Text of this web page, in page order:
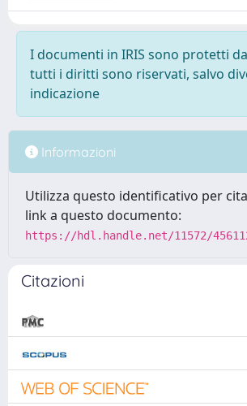
I documenti in IRIS sono protetti
tutti i diritti sono riservati, salvo
indicazione
Informazioni
Utilizza questo identificativo per
link a questo documento:
https://hdl.handle.net/11572/
Citazioni